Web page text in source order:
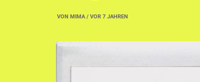
VON MIMA/ VOR 7 JAHREN